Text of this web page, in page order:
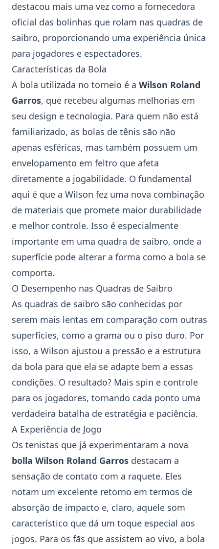
destacou mais uma vez como a fornecedora
oficial das bolinhas que rolam nas quadras de
saibro, proporcionando uma experiência única
para jogadores e espectadores.
Características da Bola
A bola utilizada no torneio é a Wilson Roland
Garros, que recebeu algumas melhorias em
seu design e tecnologia. Para quem não está
familiarizado, as bolas de tênis são não
apenas esféricas, mas também possuem um
envelopamento em feltro que afeta
diretamente a jogabilidade. O fundamental
aqui é que a Wilson fez uma nova combinação
de materiais que promete maior durabilidade
e melhor controle. Isso é especialmente
importante em uma quadra de saibro, onde a
superfície pode alterar a forma como a bola se
comporta.
O Desempenho nas Quadras de Saibro
As quadras de saibro são conhecidas por
serem mais lentas em comparação com outras
superfícies, como a grama ou o piso duro. Por
isso, a Wilson ajustou a pressão e a estrutura
da bola para que ela se adapte bem a essas
condições. O resultado? Mais spin e controle
para os jogadores, tornando cada ponto uma
verdadeira batalha de estratégia e paciência.
A Experiência de Jogo
Os tenistas que já experimentaram a nova
bolla Wilson Roland Garros destacam a
sensação de contato com a raquete. Eles
notam um excelente retorno em termos de
absorção de impacto e, claro, aquele som
característico que dá um toque especial aos
jogos. Para os fãs que assistem ao vivo, a bola